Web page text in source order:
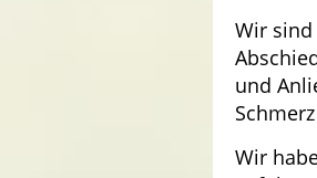
Wir
und
Wir